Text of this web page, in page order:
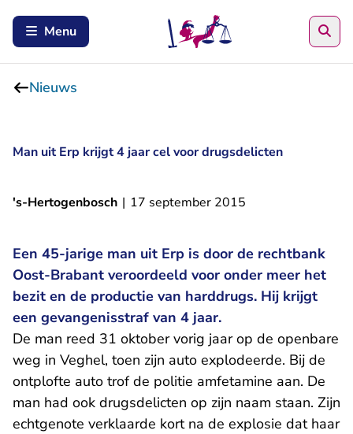
Menu
Nieuws
Man uit Erp krijgt 4 jaar cel voor drugsdelicten
's-Hertogenbosch | 17 september 2015
Een 45-jarige man uit Erp is door de rechtbank
Oost-Brabant veroordeeld voor onder meer het
bezit en de productie van harddrugs. Hij krijgt
een gevangenisstraf van 4 jaar.
De man reed 31 oktober vorig jaar op de openbare
weg in Veghel, toen zijn auto explodeerde. Bij de
ontplofte auto trof de politie amfetamine aan. De
man had ook drugsdelicten op zijn naam staan. Zijn
echtgenote verklaarde kort na de explosie dat haar